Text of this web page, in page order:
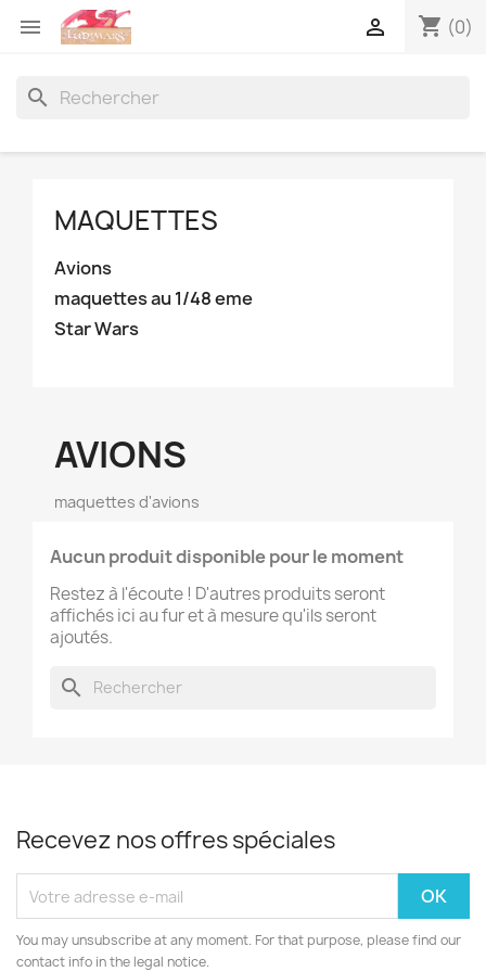
 shopping_cart (0)

search
MAQUETTES
Avions
maquettes au 1/48 eme
Star Wars
AVIONS
maquettes d'avions
Aucun produit disponible pour le moment
Restez à l'écoute ! D'autres produits seront
affichés ici au fur et à mesure qu'ils seront
ajoutés.
search
Recevez nos offres spéciales
You may unsubscribe at any moment. For that purpose, please find our
contact info in the legal notice.
Créer une liste d'envies
Nom de la liste d'envies